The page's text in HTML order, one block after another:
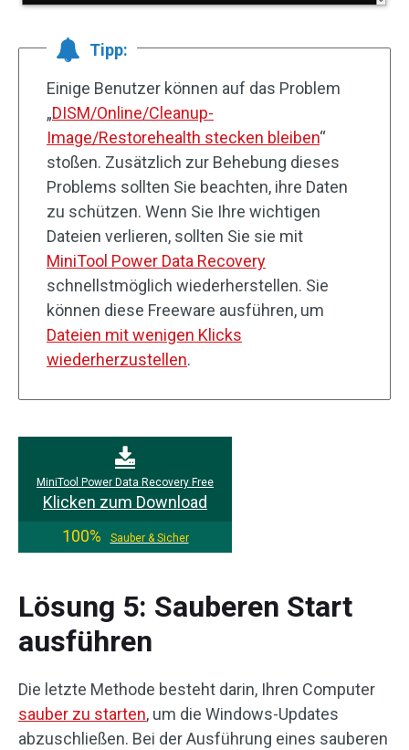
Tipp:
Einige Benutzer können auf das Problem
„DISM/Online/Cleanup-
Image/Restorehealth stecken bleiben“
stoßen. Zusätzlich zur Behebung dieses
Problems sollten Sie beachten, ihre Daten
zu schützen. Wenn Sie Ihre wichtigen
Dateien verlieren, sollten Sie sie mit
MiniTool Power Data Recovery
schnellstmöglich wiederherstellen. Sie
können diese Freeware ausführen, um
Dateien mit wenigen Klicks
wiederherzustellen.
MiniTool Power Data Recovery Free
Klicken zum Download
100%
Sauber & Sicher
Lösung 5: Sauberen Start
ausführen
Die letzte Methode besteht darin, Ihren Computer
sauber zu starten, um die Windows-Updates
abzuschließen. Bei der Ausführung eines sauberen